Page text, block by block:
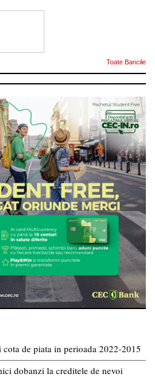
Toate Bancile
de piata in perioada 2022-2015
dobanzi la creditele de nevoi